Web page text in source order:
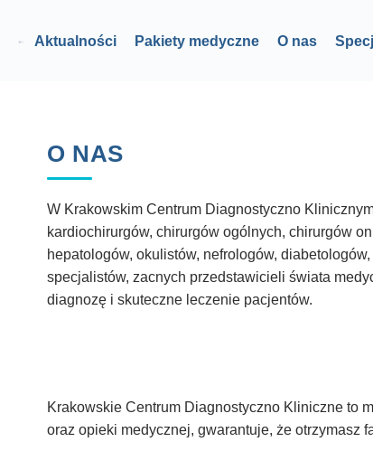
Aktualności Pakiety medyczne O nas
O NAS
W Krakowskim Centrum Diagnostyczno
kardiochirurgów, chirurgów ogólnych, chirurgów
hepatologów, okulistów, nefrologów,
specjalistów, zacnych przedstawicieli świata
diagnozę i skuteczne leczenie pacjentów.
Krakowskie Centrum Diagnostyczno Kliniczne to
oraz opieki medycznej, gwarantuje, że otrzymasz